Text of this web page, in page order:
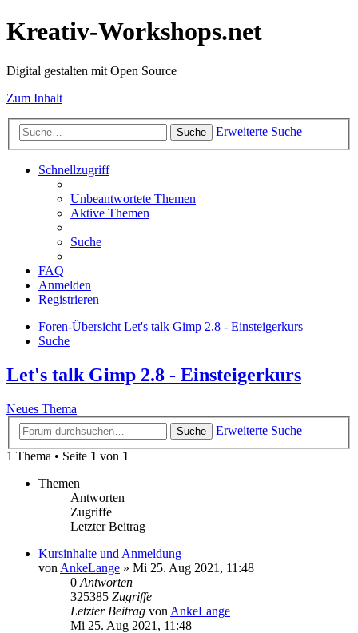
Kreativ-Workshops.net
Digital gestalten mit Open Source
Zum Inhalt
Suche Erweiterte Suche
Schnellzugriff
Unbeantwortete Themen
Aktive Themen
Suche
FAQ
Anmelden
Registrieren
Foren-Übersicht Let's talk Gimp 2.8 - Einsteigerkurs
Suche
Let's talk Gimp 2.8 - Einsteigerkurs
Neues Thema
Suche
Erweiterte Suche
1 Thema • Seite 1 von 1
Themen
Antworten
Zugriffe
Letzter Beitrag
Kursinhalte und Anmeldung
von AnkeLange » Mi 25. Aug 2021, 11:48
0 Antworten
325385 Zugriffe
Letzter Beitrag von AnkeLange
Mi 25. Aug 2021, 11:48